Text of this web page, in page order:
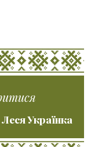
Леся Українка